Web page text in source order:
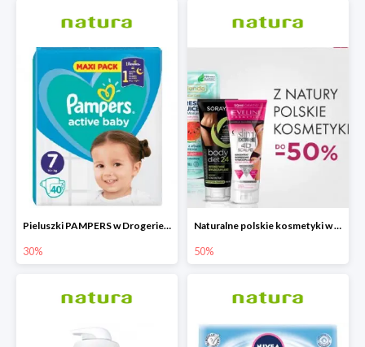
Pieluszki PAMPERS w Drogerie Natura do -30%
30%
Naturalne polskie kosmetyki w Drogerie Natura do -50%
50%